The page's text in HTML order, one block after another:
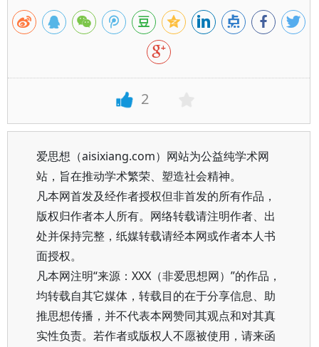
2
爱思想（aisixiang.com）网站为公益纯学术网
站，旨在推动学术繁荣、塑造社会精神。
凡本网首发及经作者授权但非首发的所有作品，
版权归作者本人所有。网络转载请注明作者、出
处并保持完整，纸媒转载请经本网或作者本人书
面授权。
凡本网注明“来源：XXX（非爱思想网）”的作品，
均转载自其它媒体，转载目的在于分享信息、助
推思想传播，并不代表本网赞同其观点和对其真
实性负责。若作者或版权人不愿被使用，请来函